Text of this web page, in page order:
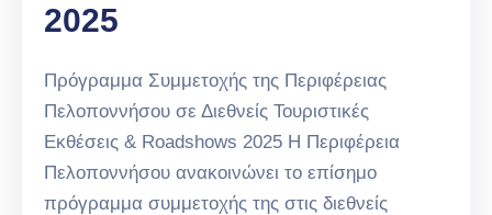
2025
Πρόγραμμα Συμμετοχής της Περιφέρειας
Πελοποννήσου σε Διεθνείς Τουριστικές
Εκθέσεις & Roadshows 2025 Η Περιφέρεια
Πελοποννήσου ανακοινώνει το επίσημο
πρόγραμμα συμμετοχής της στις διεθνείς